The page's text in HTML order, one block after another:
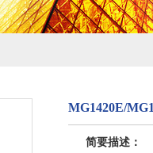
MG1420E/
简要描述：